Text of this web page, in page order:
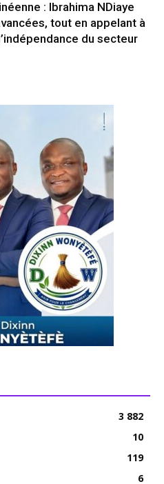
: Ibrahima NDiaye
tout en appelant à
du secteur
3 882
10
119
6